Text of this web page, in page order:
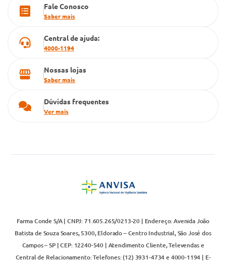
Cartão Grupo Conde
Fale Conosco
Saber mais
Central de ajuda:
4000-1194
Nossas lojas
Saber mais
Dúvidas frequentes
Ver mais
Farma Conde S/A | CNPJ: 71.605.265/0213-20 | Endereço: Avenida João
Batista de Souza Soares, 5300, Eldorado – Centro Industrial, São José dos
Campos – SP | CEP: 12240-540 | Atendimento Cliente, Televendas e
Central de Relacionamento: Telefones: (12) 3931-4734 e 4000-1194 | E-